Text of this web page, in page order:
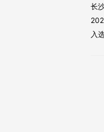
长
入